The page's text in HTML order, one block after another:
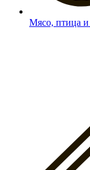
Мясо, птица и